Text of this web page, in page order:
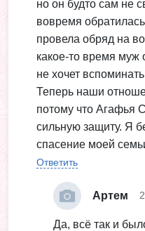
но он будто сам не
вовремя
провела обряд на
какое-то время муж
не хочет
Теперь наши
потому что Агафья
сильную защиту. Я
спасение моей
Ответить
Артем
Да, всё так и